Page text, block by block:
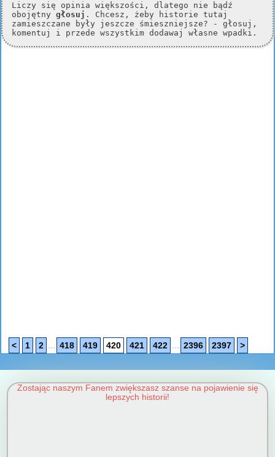
Liczy się opinia większości, dlatego nie bądź
obojętny głosuj . Chcesz, żeby historie tutaj
zamieszczane były jeszcze śmieszniejsze? - głosuj,
komentuj i przede wszystkim dodawaj własne wpadki.
< 1 2 ... 418 419 420 421 422 ... 2396 2397 >
Zostając naszym Fanem zwiększasz szanse na pojawienie się
lepszych historii!